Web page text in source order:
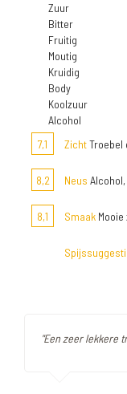
Zuur
Bitter
Fruitig
Moutig
Kruidig
Body
Koolzuur
Alcohol
7,1
ZichtTroebel
8,2 Neus
8,1 Smaak
"Een zeer lekkere